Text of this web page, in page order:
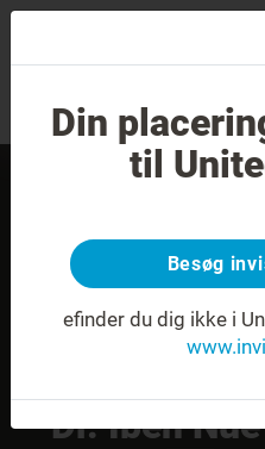
Smilvurdering
Dr. Iben
Din
til
Besøg
efinder du dig ikke i